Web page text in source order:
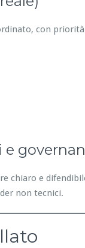
con
chiaro e
non tecnici.